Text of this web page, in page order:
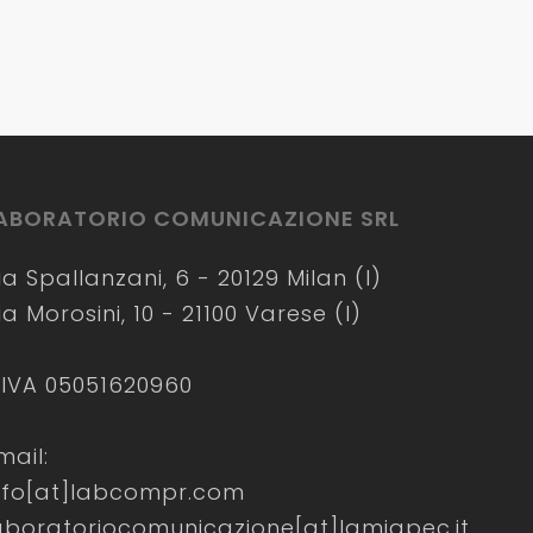
COMUNICAZIONE SRL
Spallanzani, 6 - 20129 Milan (I)
Morosini, 10 - 21100 Varese (I)
05051620960